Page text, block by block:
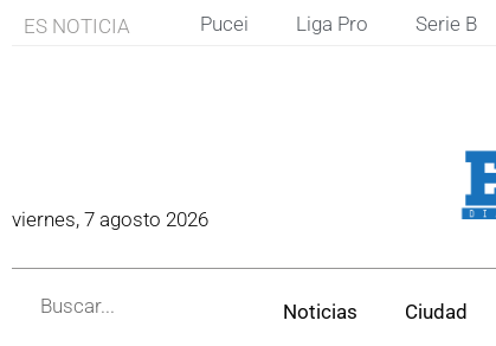
ES NOTICIA Pucei Liga Pro Serie B
viernes, 7 agosto 2026
Noticias Ciudad